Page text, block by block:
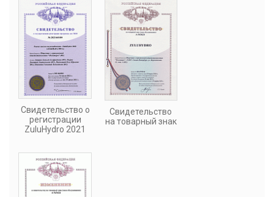
Свидетельство о
регистрации
ZuluHydro 2021
Свидетельство
на товарный знак